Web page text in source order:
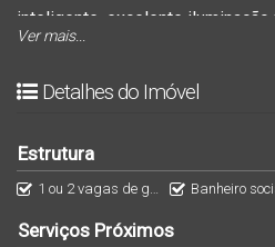
inteligente, excelente iluminação
qualidade superior.
* 3 dormitórios, sendo 1 suíte
* 2 banheiros completos;
* Sala de estar e cozinha
Ver mais...
Detalhes do Imóvel
Estrutura
1 ou 2 vagas de garagem Banheiro
Serviços Próximos